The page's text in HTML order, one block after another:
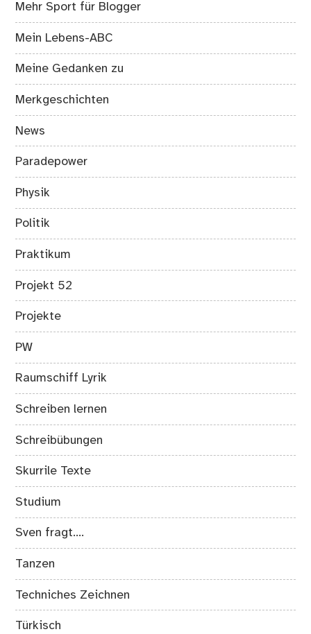
Mehr Sport für Blogger
Mein Lebens-ABC
Meine Gedanken zu
Merkgeschichten
News
Paradepower
Physik
Politik
Praktikum
Projekt 52
Projekte
PW
Raumschiff Lyrik
Schreiben lernen
Schreibübungen
Skurrile Texte
Studium
Sven fragt….
Tanzen
Techniches Zeichnen
Türkisch